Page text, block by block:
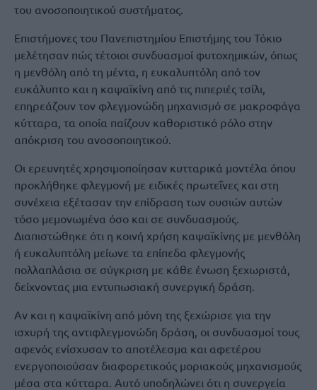
του ανοσοποιητικού συστήματος.
Επιστήμονες του Πανεπιστημίου Επιστήμης του Τόκιο
μελέτησαν πώς τέτοιοι συνδυασμοί φυτοχημικών, όπως
η μενθόλη από τη μέντα, η ευκαλυπτόλη από τον
ευκάλυπτο και η καψαϊκίνη από τις πιπεριές τσίλι,
επηρεάζουν τον φλεγμονώδη μηχανισμό σε μακροφάγα
κύτταρα, τα οποία παίζουν καθοριστικό ρόλο στην
απόκριση του ανοσοποιητικού.
Οι ερευνητές χρησιμοποίησαν κυτταρικά μοντέλα όπου
προκλήθηκε φλεγμονή με ειδικές πρωτεΐνες και στη
συνέχεια εξέτασαν την επίδραση των ουσιών αυτών
τόσο μεμονωμένα όσο και σε συνδυασμούς.
Διαπιστώθηκε ότι η κοινή χρήση καψαϊκίνης με μενθόλη
ή ευκαλυπτόλη μείωνε τα επίπεδα φλεγμονής
πολλαπλάσια σε σύγκριση με κάθε ένωση ξεχωριστά,
δείχνοντας μια εντυπωσιακή συνεργική δράση.
Αν και η καψαϊκίνη από μόνη της ξεχώρισε για την
ισχυρή της αντιφλεγμονώδη δράση, οι συνδυασμοί τους
αφενός ενίσχυσαν το αποτέλεσμα και αφετέρου
ενεργοποιούσαν διαφορετικούς μοριακούς μηχανισμούς
μέσα στα κύτταρα. Αυτό υποδηλώνει ότι η συνεργεία